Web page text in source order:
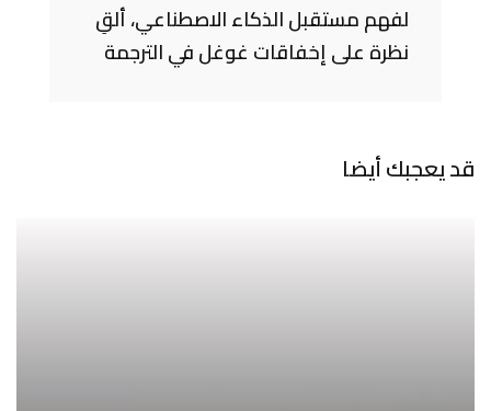
لفهم مستقبل الذكاء الاصطناعي، ألقِ
نظرة على إخفاقات غوغل في الترجمة
قد يعجبك أيضا